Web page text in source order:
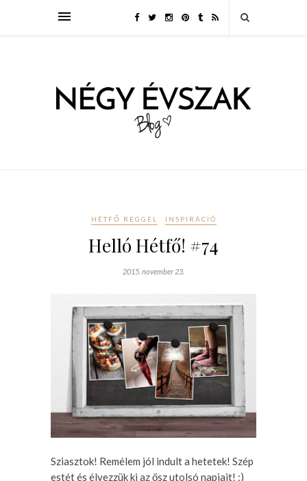
HÉTFŐ REGGEL INSPIRÁCIÓ
Helló Hétfő! #74
2015. november 23.
Sziasztok! Remélem jól indult a hetetek! Szép
estét és élvezzük ki az ősz utolsó napjait! :)